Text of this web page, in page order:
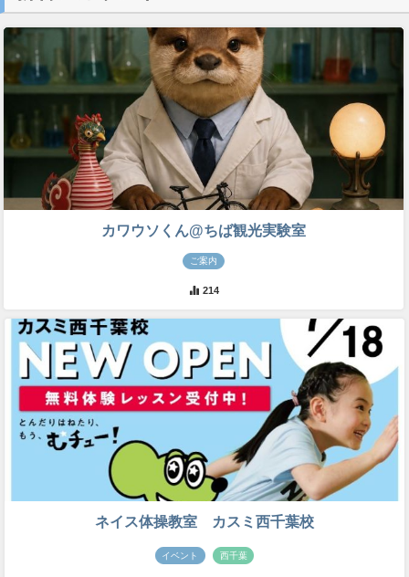
カワウソくん@ちば観光実験室
ご案内
214
ネイス体操教室 カスミ西千葉校
イベント 西千葉